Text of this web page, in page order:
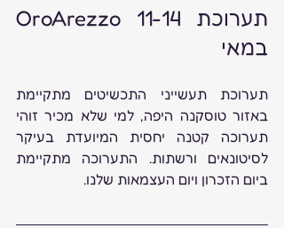
במאי
ביום הזכרון ויום העצמאות שלנו.